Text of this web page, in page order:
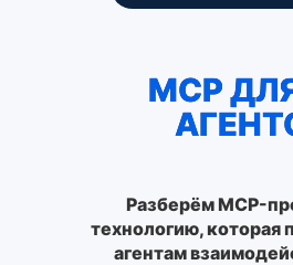
MCP
Разберём MCP-
технологию, которая
агентам